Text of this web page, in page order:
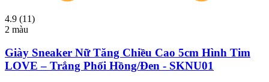
4.9 (11)
2 màu
Giày Sneaker Nữ Tăng Chiều Cao 5cm Hình Tim
LOVE – Trắng Phối Hồng/Đen - SKNU01